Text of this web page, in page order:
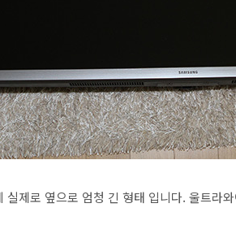
실제로 옆으로 엄청 긴 형태 입니다. 울트라